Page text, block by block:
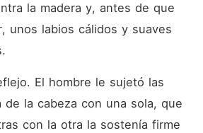
la madera y, antes de que
unos labios cálidos y suaves
El hombre le sujetó las
de la cabeza con una sola, que
con la otra la sostenía firme